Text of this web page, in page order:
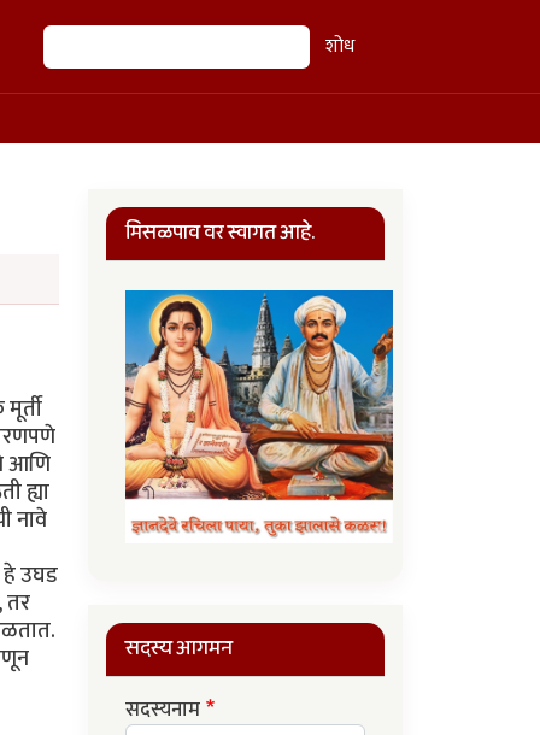
शोध
शोध
आणि
ह्या
नावे
हे उघड
तर
मिसळपाव वर स्वागत आहे.
सदस्य आगमन
सदस्यनाम